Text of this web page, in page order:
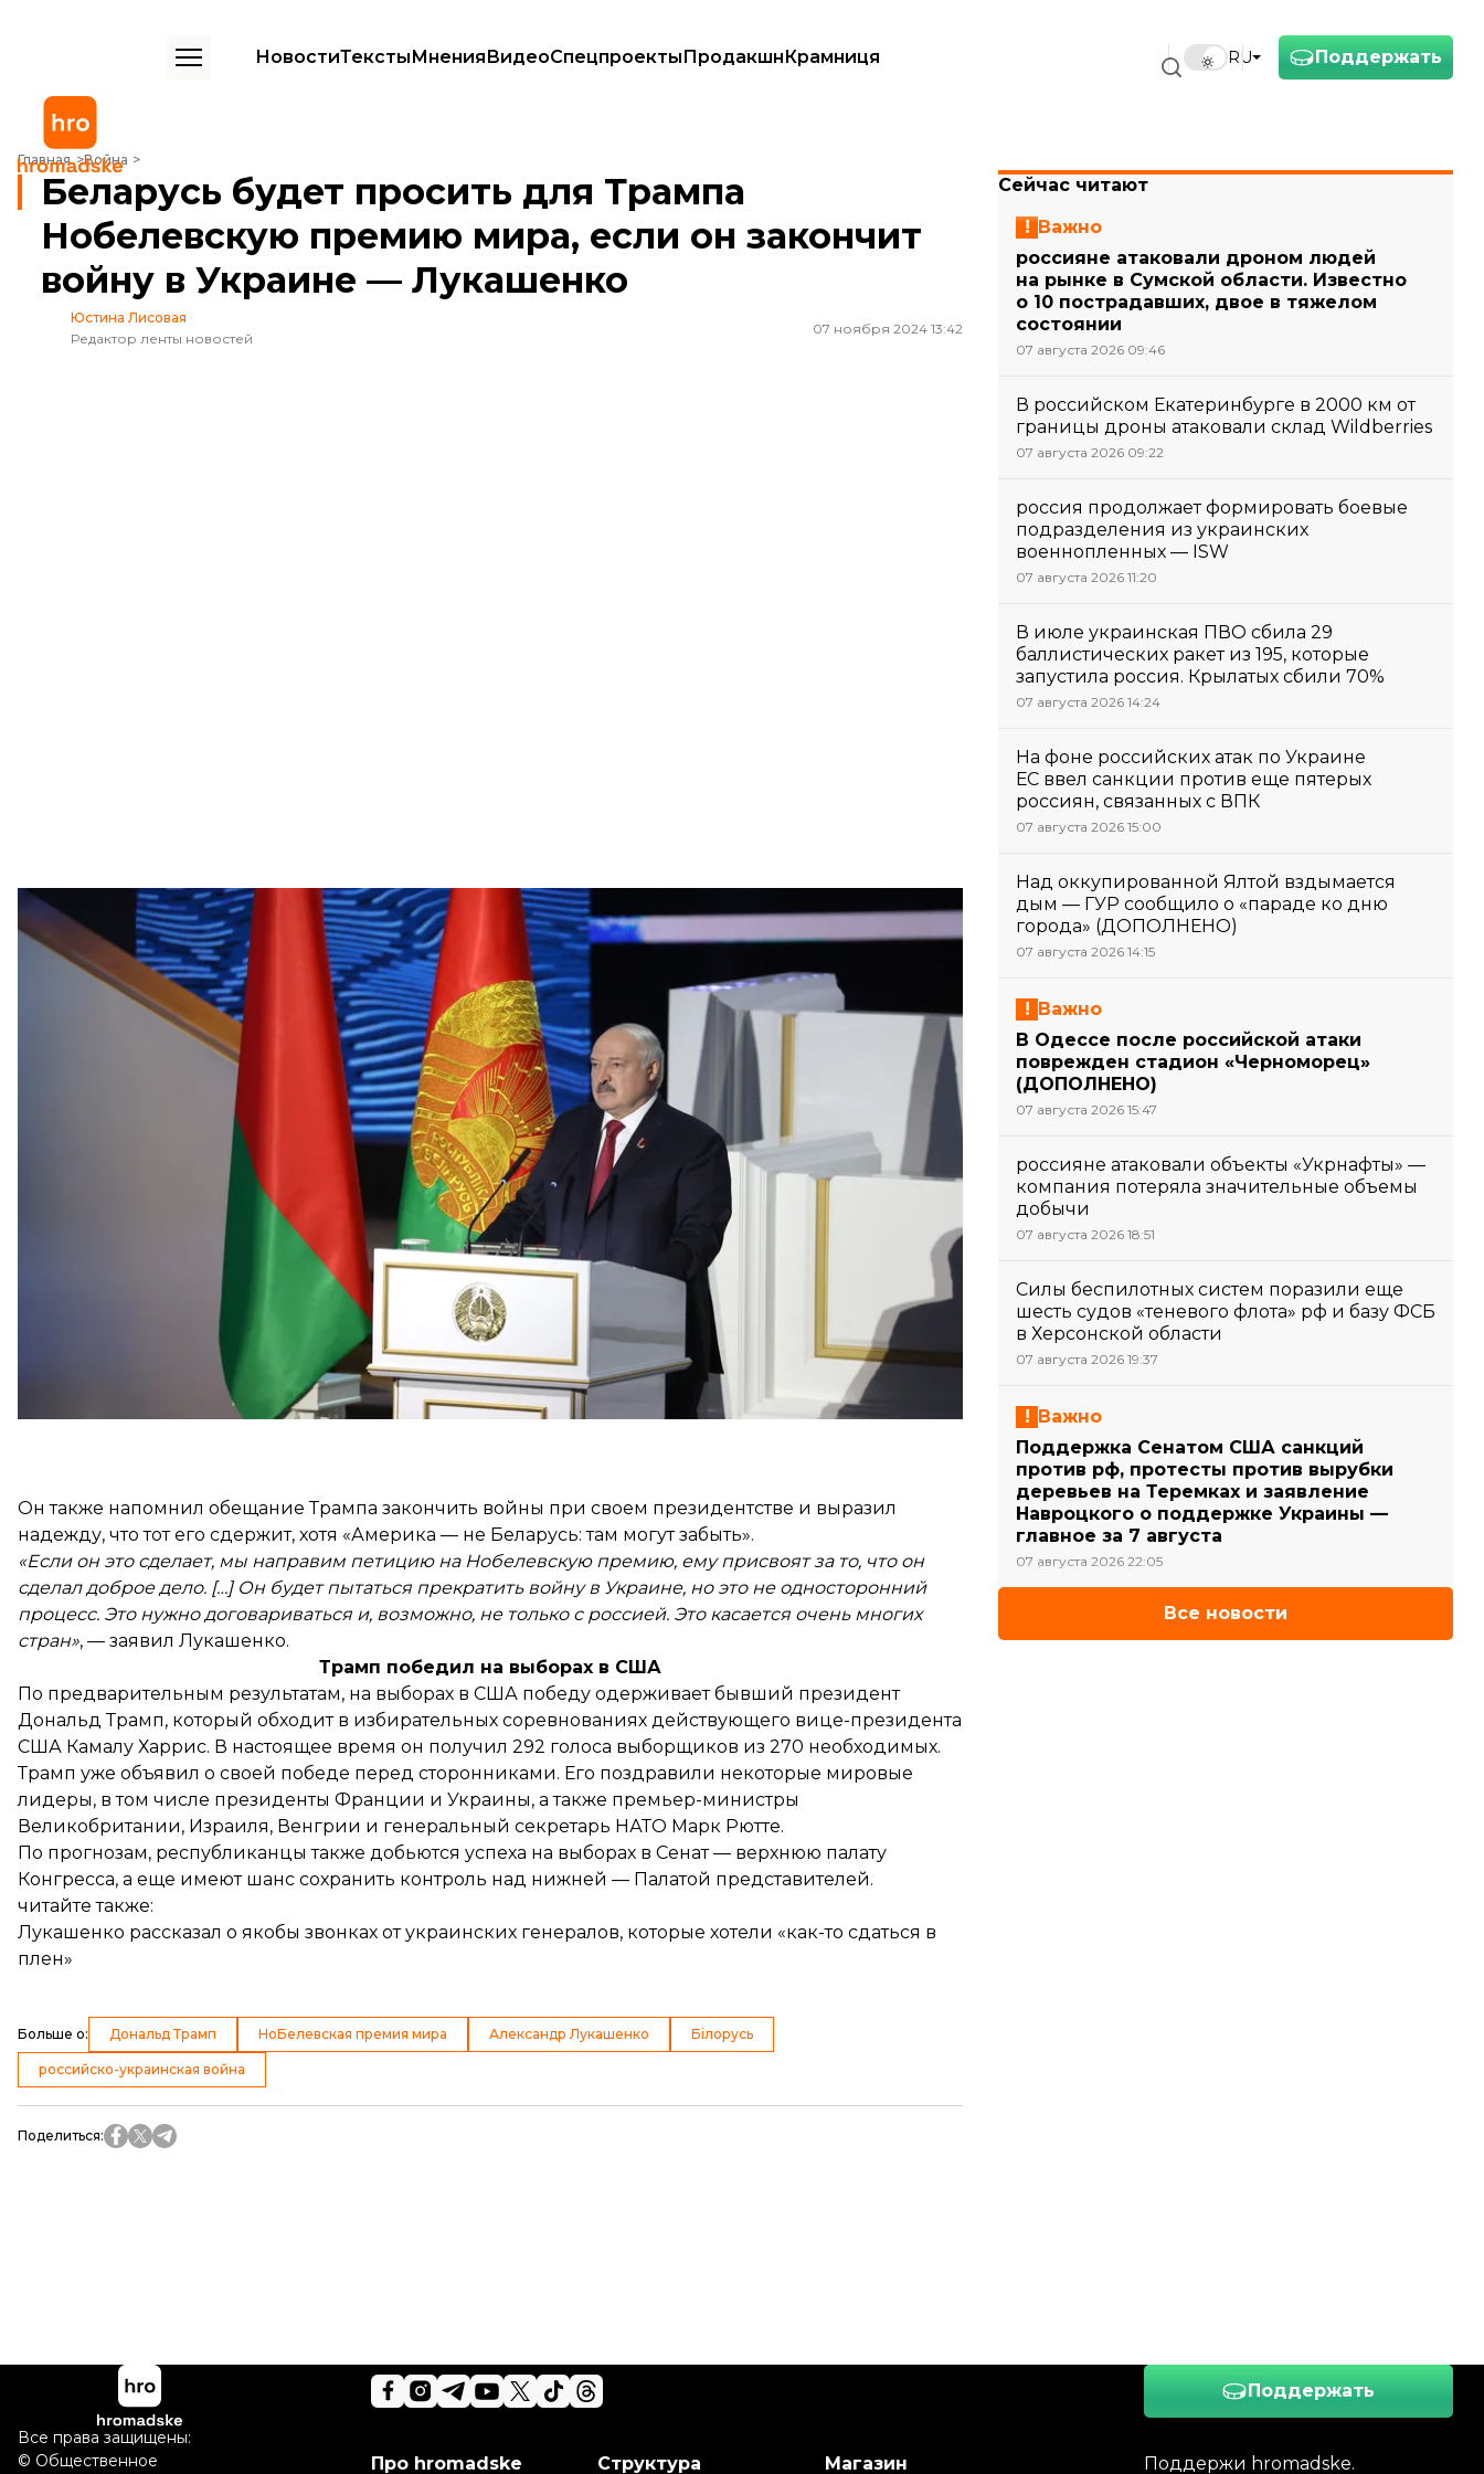
Поддержать
RU
НовостиТекстыМненияВидеоСпецпроектыПродакшнКрамниця
Главная Война
Беларусь будет просить для Трампа Нобелевскую премию мира, если он закончит войну в Украине — Лукашенко
Беларусь будет просить для Трампа
Нобелевскую премию мира, если он закончит
войну в Украине — Лукашенко
Юстина Лисовая
Редактор ленты новостей
07 ноября 2024 13:42
Самопровозглашенный президент Беларуси Александр Лукашенко
Сайт президента Республики Беларусь
Самопровозглашенный президент Беларуси Александр Лукашенко заявил, что его страна направит
петицию для вручения Нобелевской премии мира победителю президентских выборов в США
Дональду Трампу, если тот сможет закончить войну в Украине.
журналистам во время посещения чемпионата по колке дров.
По его словам, Трамп — это «мощь», как бы он лично к нему ни относился. По мнению Лукашенко,
«Америка созрела избрать темнокожего президента», но еще «не созрела» избрать на эту должность
женщину — соперницу Трампа Камалу Харрис.
«Трудно было поверить, что он сможет выиграть. Стреляли, давили, посадить хотели и другое, но он
как бульдозер прошелся» , — прокомментировал белорусский лидер.
Он также напомнил обещание Трампа закончить войны при своем президентстве и выразил
надежду, что тот его сдержит, хотя «Америка — не Беларусь: там могут забыть».
«Если он это сделает, мы направим петицию на Нобелевскую премию, ему присвоят за то, что он
сделал доброе дело. […] Он будет пытаться прекратить войну в Украине, но это не односторонний
процесс. Это нужно договариваться и, возможно, не только с россией. Это касается очень многих
стран», — заявил Лукашенко.
Трамп победил на выборах в США
По предварительным результатам, на выборах в США победу одерживает бывший президент
Дональд Трамп, который обходит в избирательных соревнованиях действующего вице-президента
США Камалу Харрис. В настоящее время он получил 292 голоса выборщиков из 270 необходимых.
Трамп уже объявил о своей победе перед сторонниками. Его поздравили некоторые мировые
лидеры, в том числе президенты Франции и Украины, а также премьер-министры
Великобритании, Израиля, Венгрии и генеральный секретарь НАТО Марк Рютте.
По прогнозам, республиканцы также добьются успеха на выборах в Сенат— верхнюю палату
Конгресса, а еще имеют шанс сохранить контроль над нижней — Палатой представителей.
читайте также:
Лукашенко рассказал о якобы звонках от украинских генералов, которые хотели «как-то сдаться в
плен»
Больше о: Дональд Трамп НоБелевская премия мира Александр Лукашенко Білорусь
российско-украинская война
Поделиться:
Сейчас читают
Важно
россияне атаковали дроном людей
на рынке в Сумской области. Известно
о 10 пострадавших, двое в тяжелом
состоянии
07 августа 2026 09:46
В российском Екатеринбурге в 2000 км от
границы дроны атаковали склад Wildberries
07 августа 2026 09:22
россия продолжает формировать боевые
подразделения из украинских
военнопленных — ISW
07 августа 2026 11:20
В июле украинская ПВО сбила 29
баллистических ракет из 195, которые
запустила россия. Крылатых сбили 70%
07 августа 2026 14:24
На фоне российских атак по Украине
ЕС ввел санкции против еще пятерых
россиян, связанных с ВПК
07 августа 2026 15:00
Над оккупированной Ялтой вздымается
дым — ГУР сообщило о «параде ко дню
города» (ДОПОЛНЕНО)
07 августа 2026 14:15
Важно
В Одессе после российской атаки
поврежден стадион «Черноморец»
(ДОПОЛНЕНО)
07 августа 2026 15:47
россияне атаковали объекты «Укрнафты» —
компания потеряла значительные объемы
добычи
07 августа 2026 18:51
Силы беспилотных систем поразили еще
шесть судов «теневого флота» рф и базу ФСБ
в Херсонской области
07 августа 2026 19:37
Важно
Поддержка Сенатом США санкций
против рф, протесты против вырубки
деревьев на Теремках и заявление
Навроцкого о поддержке Украины —
главное за 7 августа
07 августа 2026 22:05
Все новости
Поддержать
Поддержи hromadske.
Про hromadske Структура Магазин
Все права защищены:
© Общественное